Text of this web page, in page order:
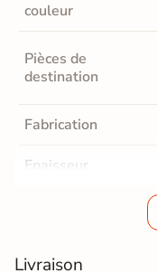
couleur
Pièces de
destination
Fabrication
Epaisseur
Livraison